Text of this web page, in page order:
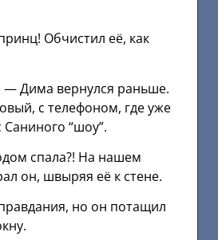
Обчистил её, как
— Дима вернулся раньше.
с телефоном, где уже
Саниного “шоу”.
спала?! На нашем
он, швыряя её к стене.
но он потащил